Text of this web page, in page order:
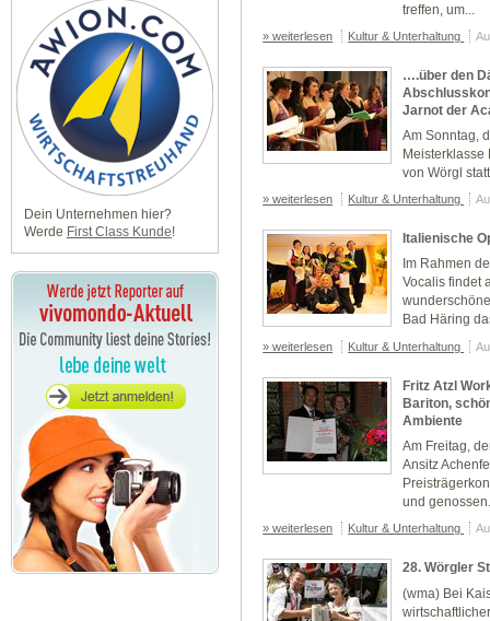
Dein Unternehmen hier?
Werde First Class Kunde!
treffen, um...
» weiterlesen Kultur & Unterhaltung
….über den
Jarnot der
Am Sonntag,
Meisterklasse
von Wörgl
» weiterlesen Kultur & Unterhaltung
Italienische
Im Rahmen
Vocalis findet
Bad Häring
» weiterlesen Kultur & Unterhaltung
Fritz Atzl
Bariton,
Ambiente
Am Freitag,
Ansitz
und
» weiterlesen Kultur & Unterhaltung
28. Wörgler
(wma) Bei